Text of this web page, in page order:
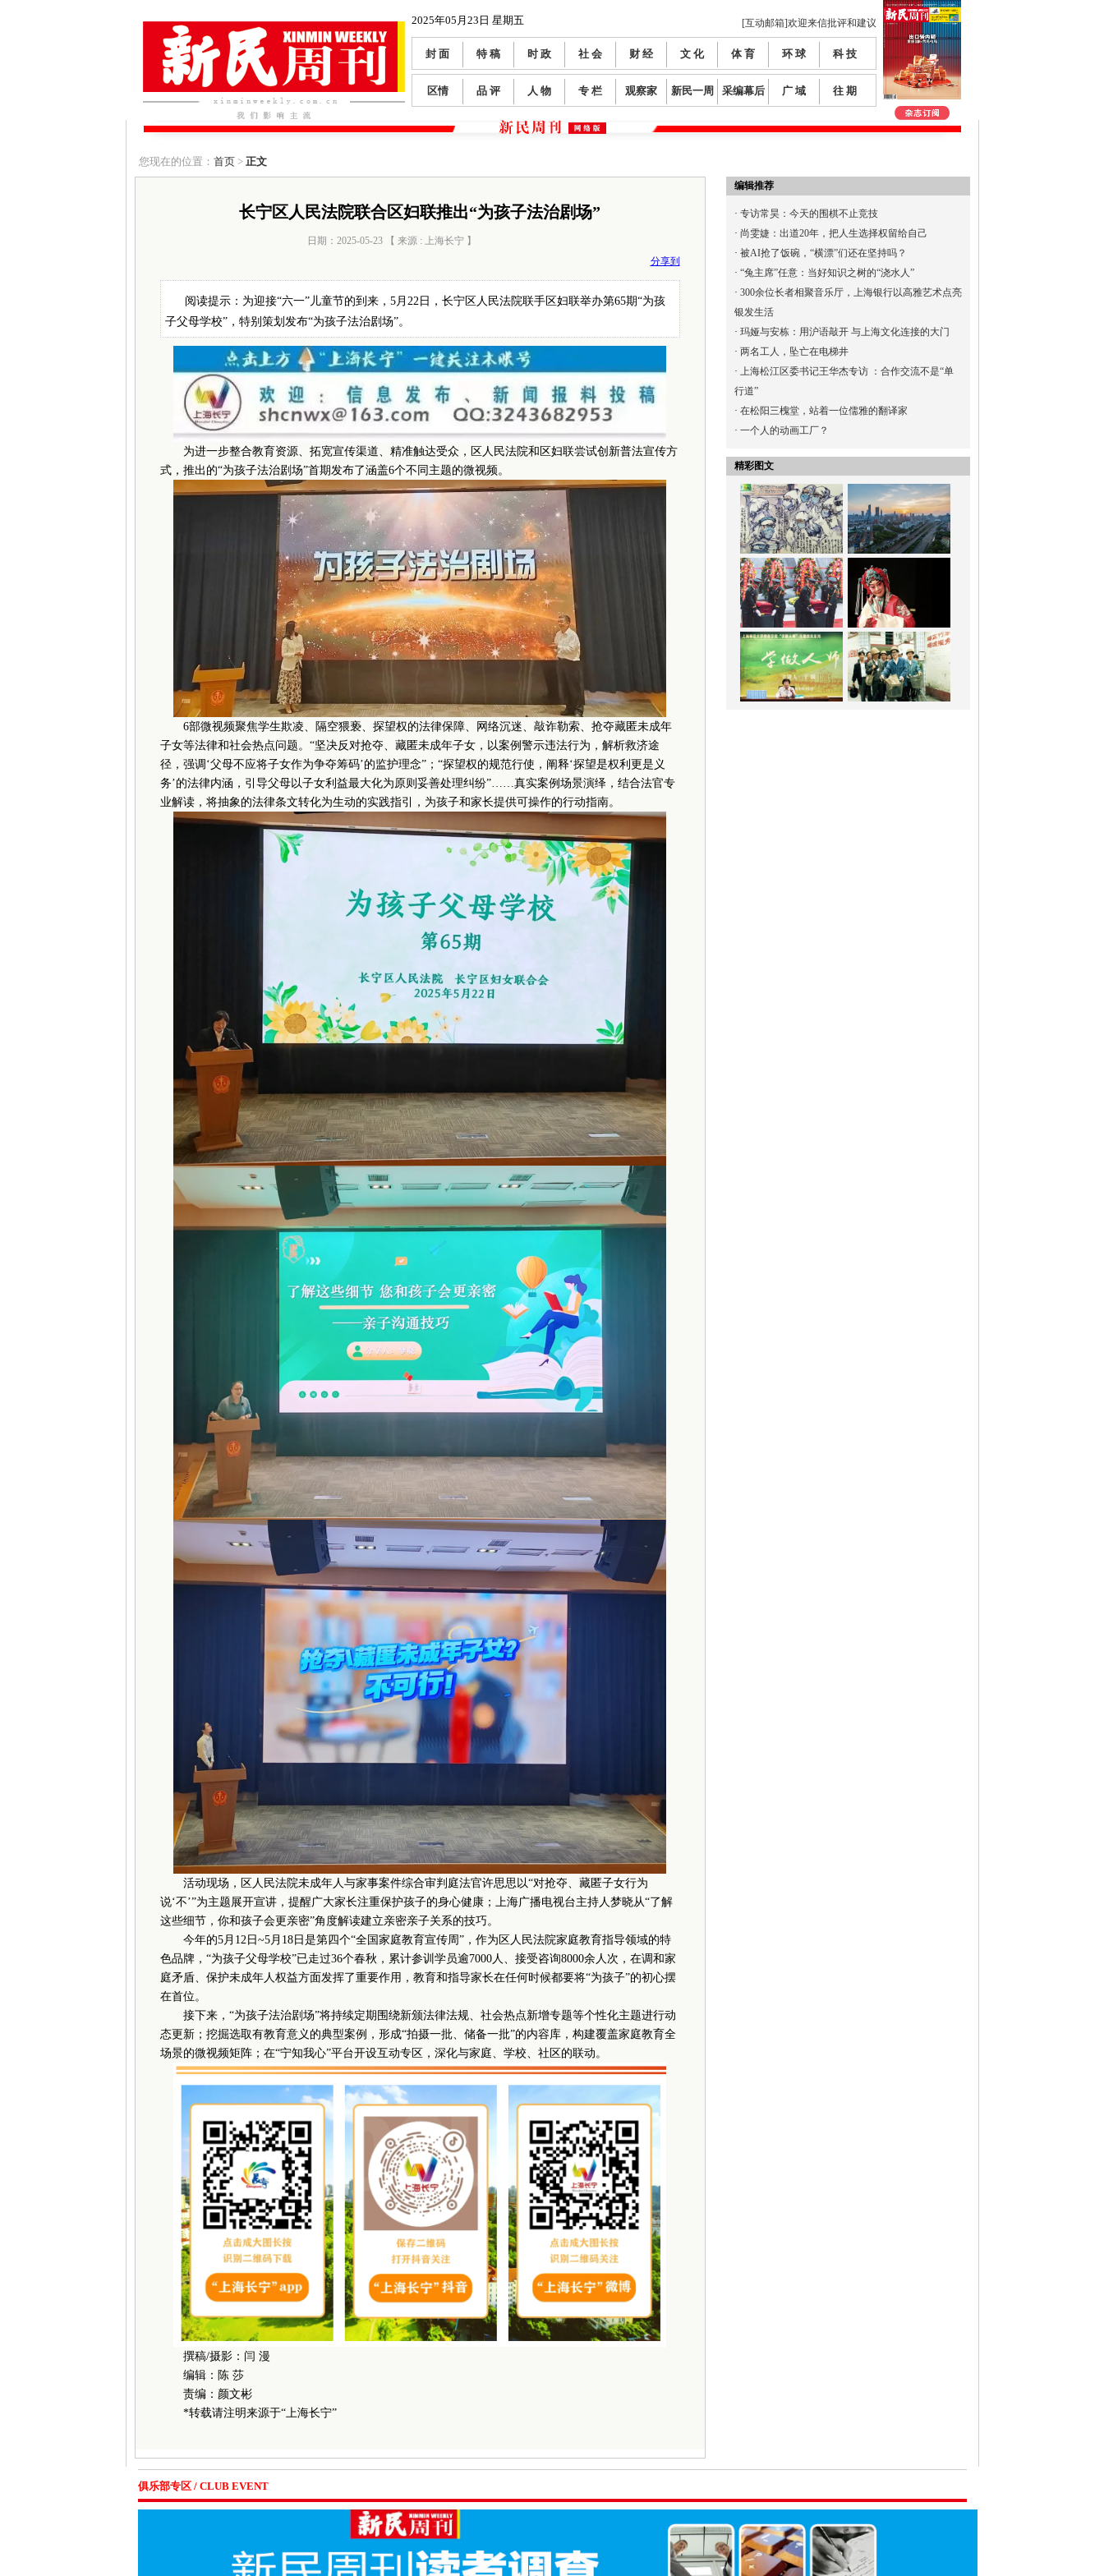
2025年05月23日 星期五 [互动邮箱]欢迎来信批评和建议
封 面 特 稿 时 政 社 会 财 经 文 化 体 育 环 球 科 技
区情 品 评 人 物 专 栏 观察家 新民一周 采编幕后 广 域 往 期
您现在的位置： 首页> 正文
长宁区人民法院联合区妇联推出“为孩子法治剧场”
日期：2025-05-23 【 来源 : 上海长宁 】
分享到
阅读提示：为迎接“六一”儿童节的到来，5月22日，长宁区人民法院联手区妇联举办第65期“为孩
子父母学校”，特别策划发布“为孩子法治剧场”。
为进一步整合教育资源、拓宽宣传渠道、精准触达受众，区人民法院和区妇联尝试创新普法宣传方
式，推出的“为孩子法治剧场”首期发布了涵盖6个不同主题的微视频。
6部微视频聚焦学生欺凌、隔空猥亵、探望权的法律保障、网络沉迷、敲诈勒索、抢夺藏匿未成年
子女等法律和社会热点问题。“坚决反对抢夺、藏匿未成年子女，以案例警示违法行为，解析救济途
径，强调‘父母不应将子女作为争夺筹码’的监护理念”；“探望权的规范行使，阐释‘探望是权利更是义
务’的法律内涵，引导父母以子女利益最大化为原则妥善处理纠纷”……真实案例场景演绎，结合法官专
业解读，将抽象的法律条文转化为生动的实践指引，为孩子和家长提供可操作的行动指南。
活动现场，区人民法院未成年人与家事案件综合审判庭法官许思思以“对抢夺、藏匿子女行为
说‘不’”为主题展开宣讲，提醒广大家长注重保护孩子的身心健康；上海广播电视台主持人梦晓从“了解
这些细节，你和孩子会更亲密”角度解读建立亲密亲子关系的技巧。
今年的5月12日~5月18日是第四个“全国家庭教育宣传周”，作为区人民法院家庭教育指导领域的特
色品牌，“为孩子父母学校”已走过36个春秋，累计参训学员逾7000人、接受咨询8000余人次，在调和家
庭矛盾、保护未成年人权益方面发挥了重要作用，教育和指导家长在任何时候都要将“为孩子”的初心摆
在首位。
接下来，“为孩子法治剧场”将持续定期围绕新颁法律法规、社会热点新增专题等个性化主题进行动
态更新；挖掘选取有教育意义的典型案例，形成“拍摄一批、储备一批”的内容库，构建覆盖家庭教育全
场景的微视频矩阵；在“宁知我心”平台开设互动专区，深化与家庭、学校、社区的联动。
撰稿/摄影：闫 漫
编辑：陈 莎
责编：颜文彬
*转载请注明来源于“上海长宁”
编辑推荐
· 专访常昊：今天的围棋不止竞技
· 尚雯婕：出道20年，把人生选择权留给自己
· 被AI抢了饭碗，“横漂”们还在坚持吗？
· “兔主席”任意：当好知识之树的“浇水人”
· 300余位长者相聚音乐厅，上海银行以高雅艺术点亮
银发生活
· 玛娅与安栋：用沪语敲开 与上海文化连接的大门
· 两名工人，坠亡在电梯井
· 上海松江区委书记王华杰专访 ：合作交流不是“单
行道”
· 在松阳三槐堂，站着一位儒雅的翻译家
· 一个人的动画工厂？
精彩图文
俱乐部专区 / CLUB EVENT